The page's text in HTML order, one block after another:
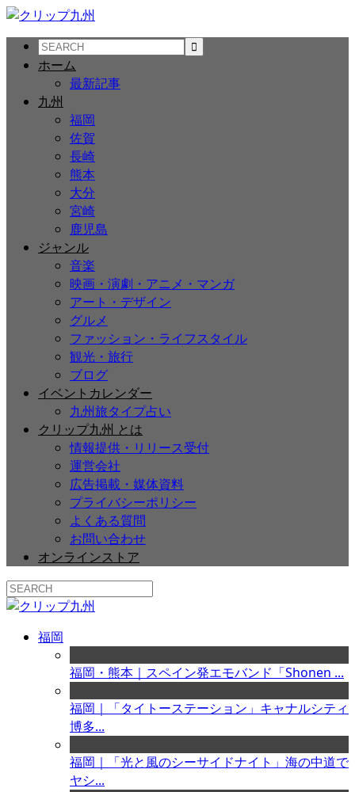
ホーム
最新記事
九州
福岡
佐賀
長崎
熊本
大分
宮崎
鹿児島
ジャンル
音楽
映画・演劇・アニメ・マンガ
アート・デザイン
グルメ
ファッション・ライフスタイル
観光・旅行
ブログ
イベントカレンダー
九州旅タイプ占い
クリップ九州 とは
情報提供・リリース受付
運営会社
広告掲載・媒体資料
プライバシーポリシー
よくある質問
お問い合わせ
オンラインストア
福岡
福岡・熊本｜スペイン発エモバンド「Shonen ...
福岡｜「タイトーステーション」キャナルシティ
博多...
福岡｜「光と風のシーサイドナイト」海の中道で
ヤシ...